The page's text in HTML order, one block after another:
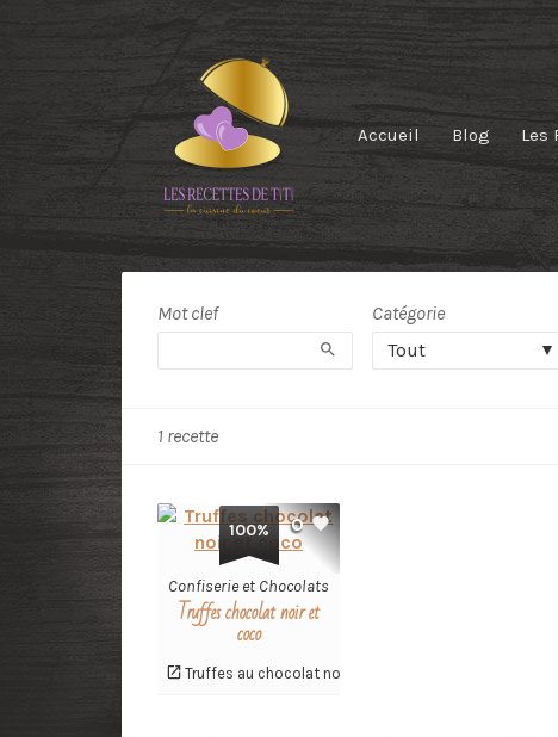
Accueil Blog Les
Recipe
Tag:
truffes
Mot clef
Rechercher
Catégorie
Tout
1 recette
100% 0
Confiserie et Chocolats
Truffes chocolat noir et
coco
Truffes au chocolat noir